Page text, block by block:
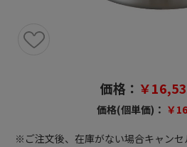
価格： ￥
価格(個単価)： ￥
※ご注文後、在庫がない場合キャン